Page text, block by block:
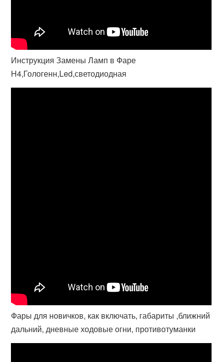
Инструкция Замены Ламп в Фаре
H4,Гологенн,Led,светодиодная
Фары для новичков, как включать, габариты ,ближний
дальний, дневные ходовые огни, противотуманки